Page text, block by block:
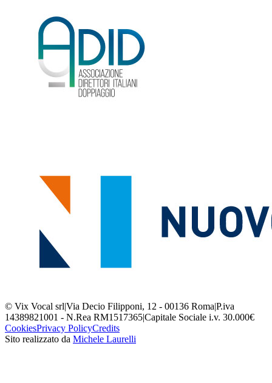
© Vix Vocal srl|Via Decio Filipponi, 12 - 00136 Roma|P.iva
14389821001 - N.Rea RM1517365|Capitale Sociale i.v. 30.000€
CookiesPrivacy PolicyCredits
Sito realizzato da Michele Laurelli